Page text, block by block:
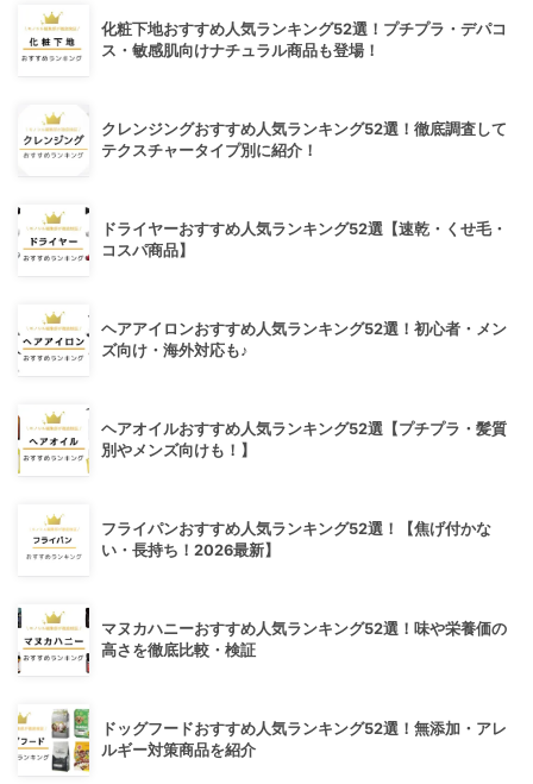
化粧下地おすすめ人気ランキング52選！プチプラ・デパコ
ス・敏感肌向けナチュラル商品も登場！
クレンジングおすすめ人気ランキング52選！徹底調査して
テクスチャータイプ別に紹介！
ドライヤーおすすめ人気ランキング52選【速乾・くせ毛・
コスパ商品】
ヘアアイロンおすすめ人気ランキング52選！初心者・メン
ズ向け・海外対応も♪
ヘアオイルおすすめ人気ランキング52選【プチプラ・髪質
別やメンズ向けも！】
フライパンおすすめ人気ランキング52選！【焦げ付かな
い・長持ち！2026最新】
マヌカハニーおすすめ人気ランキング52選！味や栄養価の
高さを徹底比較・検証
ドッグフードおすすめ人気ランキング52選！無添加・アレ
ルギー対策商品を紹介